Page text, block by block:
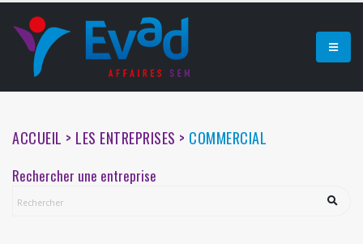
ACCUEIL > LES ENTREPRISES > COMMERCIAL
Rechercher une entreprise